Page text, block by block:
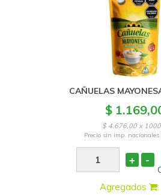
CAÑUELAS
$
$ 4.676,00 x
Precio sin imp. nacionales
+ -
Agregados :